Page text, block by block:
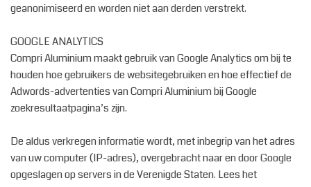
geanonimiseerd en worden niet aan derden verstrekt.
GOOGLE ANALYTICS
Compri Aluminium maakt gebruik van Google Analytics om bij te
houden hoe gebruikers de websitegebruiken en hoe effectief de
Adwords-advertenties van Compri Aluminium bij Google
zoekresultaatpagina’s zijn.
De aldus verkregen informatie wordt, met inbegrip van het adres
van uw computer (IP-adres), overgebracht naar en door Google
opgeslagen op servers in de Verenigde Staten. Lees het